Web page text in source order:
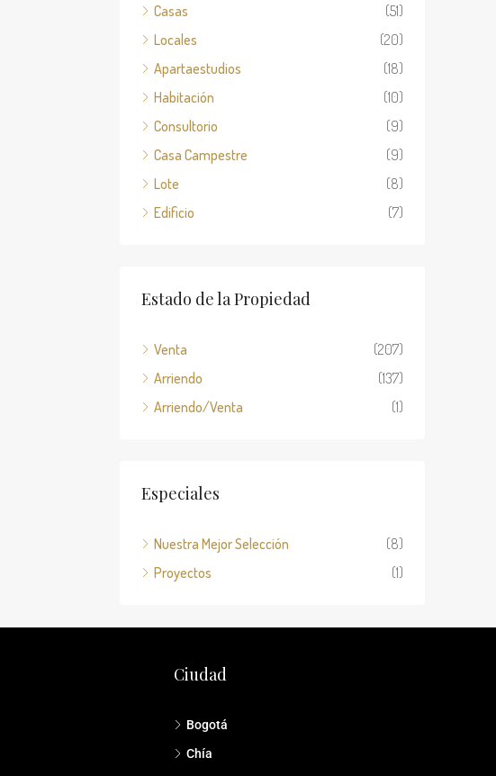
Casas
(51)
Locales
(20)
Apartaestudios
(18)
Habitación
(10)
Consultorio
(9)
Casa Campestre
(9)
Lote
(8)
Edificio
(7)
Estado de la Propiedad
Venta
(207)
Arriendo
(137)
Arriendo/Venta
(1)
Especiales
Nuestra Mejor Selección
(8)
Proyectos
(1)
Ciudad
Bogotá
Chía